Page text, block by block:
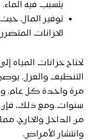
يتسبب فيه الماء.
توفير المال،
الخزانات
تحتاج خزانات المياه
التنظيف والعزل.
سنوات.ومع ذلك، فإن
من الداخل والخارج،
وانتشار الأمراض.